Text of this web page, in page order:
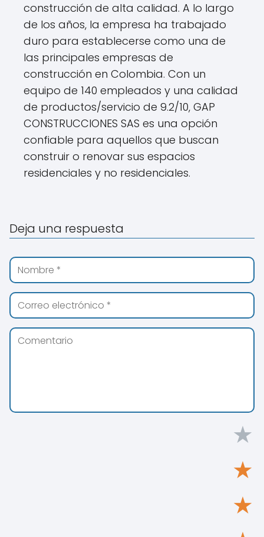
construcción de alta calidad. A lo largo
de los años, la empresa ha trabajado
duro para establecerse como una de
las principales empresas de
construcción en Colombia. Con un
equipo de 140 empleados y una calidad
de productos/servicio de 9.2/10, GAP
CONSTRUCCIONES SAS es una opción
confiable para aquellos que buscan
construir o renovar sus espacios
residenciales y no residenciales.
Deja una respuesta
★
★
★